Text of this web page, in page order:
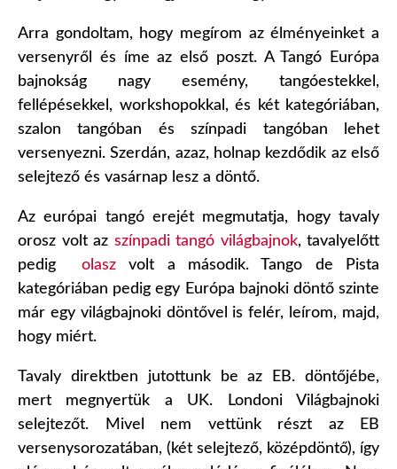
Arra gondoltam, hogy megírom az élményeinket a
versenyről és íme az első poszt. A Tangó Európa
bajnokság nagy esemény, tangóestekkel,
fellépésekkel, workshopokkal, és két kategóriában,
szalon tangóban és színpadi tangóban lehet
versenyezni. Szerdán, azaz, holnap kezdődik az első
selejtező és vasárnap lesz a döntő.
Az európai tangó erejét megmutatja, hogy tavaly
orosz volt az színpadi tangó világbajnok, tavalyelőtt
pedig olaszvolt a második. Tango de Pista
kategóriában pedig egy Európa bajnoki döntő szinte
már egy világbajnoki döntővel is felér, leírom, majd,
hogy miért.
Tavaly direktben jutottunk be az EB. döntőjébe,
mert megnyertük a UK. Londoni Világbajnoki
selejtezőt. Mivel nem vettünk részt az EB
versenysorozatában, (két selejtező, középdöntő), így